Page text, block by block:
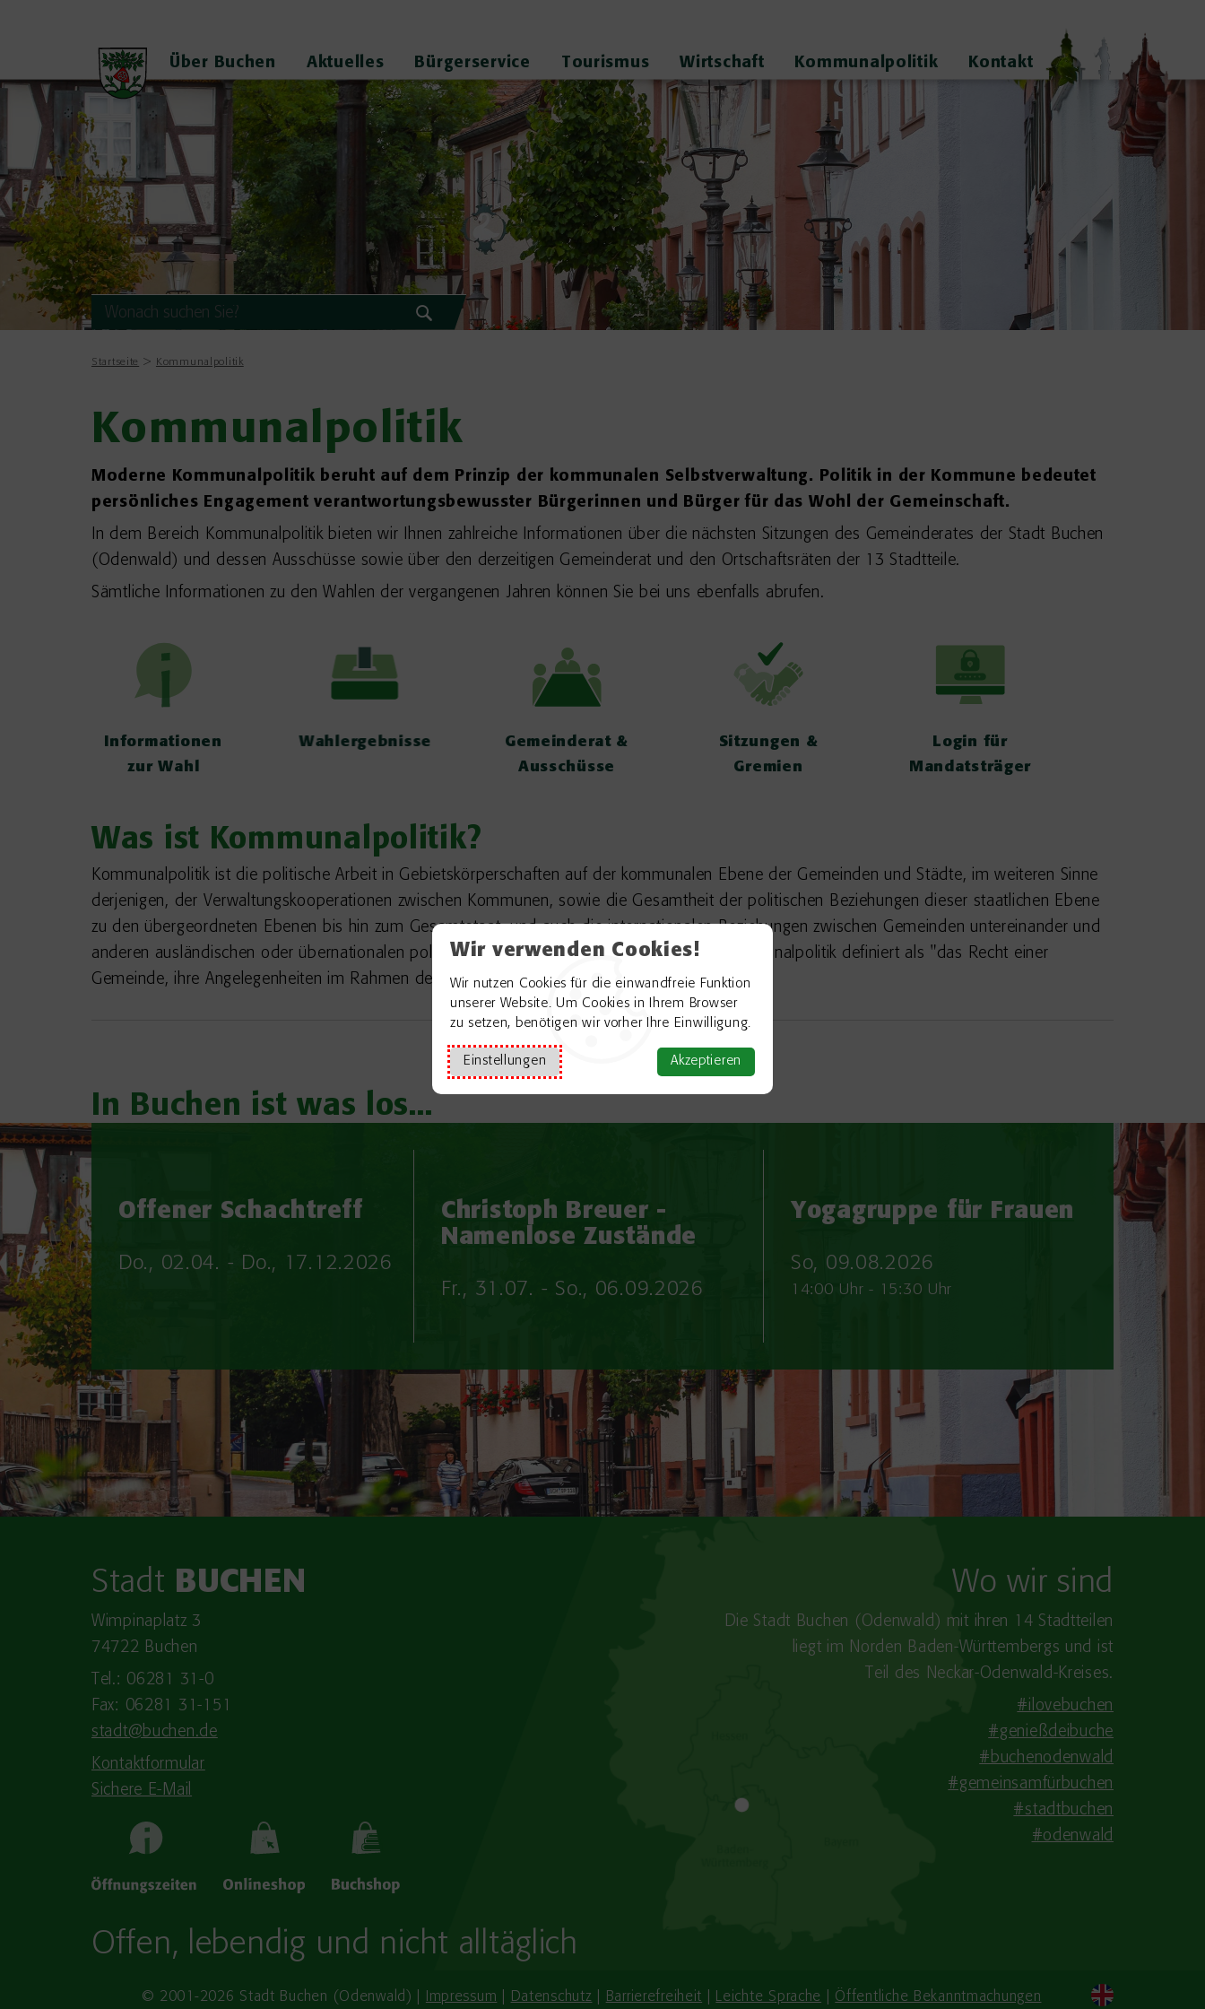
Wir verwenden Cookies!
Wir nutzen Cookies für die einwandfreie Funktion
unserer Website. Um Cookies in Ihrem Browser
zu setzen, benötigen wir vorher Ihre Einwilligung.
Einstellungen Akzeptieren
Über Buchen Aktuelles Bürgerservice Tourismus Wirtschaft Kommunalpolitik Kontakt
Startseite Kommunalpolitik
Kommunalpolitik
Moderne Kommunalpolitik beruht auf dem Prinzip der kommunalen Selbstverwaltung. Politik in der Kommune bedeutet
persönliches Engagement verantwortungsbewusster Bürgerinnen und Bürger für das Wohl der Gemeinschaft.
In dem Bereich Kommunalpolitik bieten wir Ihnen zahlreiche Informationen über die nächsten Sitzungen des Gemeinderates der Stadt Buchen
(Odenwald) und dessen Ausschüsse sowie über den derzeitigen Gemeinderat und den Ortschaftsräten der 13 Stadtteile.
Sämtliche Informationen zu den Wahlen der vergangenen Jahren können Sie bei uns ebenfalls abrufen.
Informationen
zur Wahl
Wahlergebnisse
Gemeinderat &
Ausschüsse
Sitzungen &
Gremien
Login für
Mandatsträger
Was ist Kommunalpolitik?
Kommunalpolitik ist die politische Arbeit in Gebietskörperschaften auf der kommunalen Ebene der Gemeinden und Städte, im weiteren Sinne
derjenigen, der Verwaltungskooperationen zwischen Kommunen, sowie die Gesamtheit der politischen Beziehungen dieser staatlichen Ebene
zu den übergeordneten Ebenen bis hin zum Gesamtstaat, und auch die internationalen Beziehungen zwischen Gemeinden untereinander und
anderen ausländischen oder übernationalen politischen Akteuren. Staatsrechtlich ist die Kommunalpolitik definiert als "das Recht einer
Gemeinde, ihre Angelegenheiten im Rahmen der staatlichen Ordnung zu regeln."
In Buchen ist was los...
Do., 02.04. - Do., 17.12.2026
Offener Schachtreff
Fr., 31.07. - So., 06.09.2026
Christoph Breuer -
Namenlose Zustände
So, 09.08.2026
14:00 Uhr - 15:30 Uhr
Yogagruppe für Frauen
Stadt BUCHEN
Wimpinaplatz 3
74722 Buchen
Tel.: 06281 31-0
Fax: 06281 31-151
stadt@buchen.de
Kontaktformular
Sichere E-Mail
Offen, lebendig und nicht alltäglich
Wo wir sind
Die Stadt Buchen (Odenwald) mit ihren 14 Stadtteilen
liegt im Norden Baden-​Württembergs und ist
Teil des Neckar-Odenwald-Kreises.
#ilovebuchen
#genießdeibuche
#buchenodenwald
#gemeinsamfürbuchen
#stadtbuchen
#odenwald
© 2001-2026 Stadt Buchen (Odenwald) | Impressum Datenschutz Barrierefreiheit Leichte Sprache Öffentliche Bekanntmachungen